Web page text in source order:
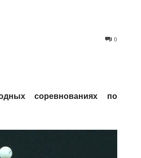
0
соревнованиях по